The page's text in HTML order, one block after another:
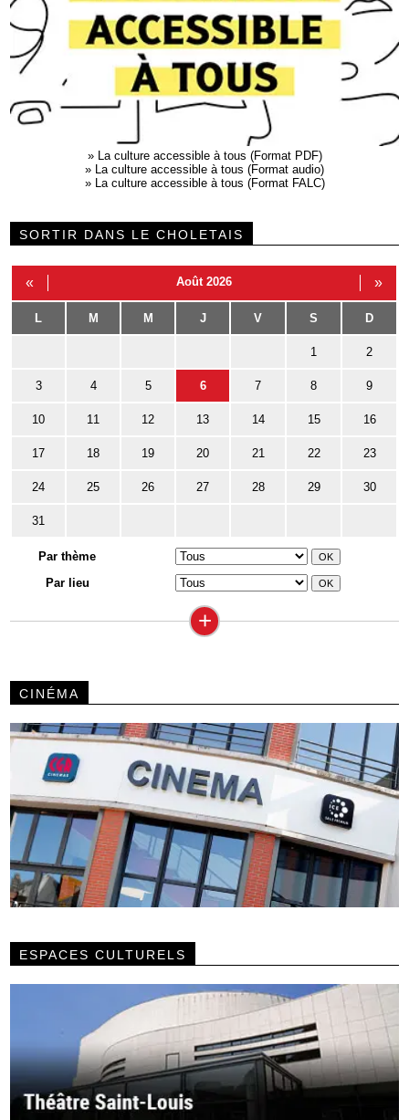
» La culture accessible à tous (Format PDF)
» La culture accessible à tous (Format audio)
» La culture accessible à tous (Format FALC)
SORTIR DANS LE CHOLETAIS
« Août 2026 »
L M M J V S D
1 2
3 4 5 6 7 8 9
10 11 12 13 14 15 16
17 18 19 20 21 22 23
24 25 26 27 28 29 30
31
Par thème
Par lieu
+
CINÉMA
ESPACES CULTURELS